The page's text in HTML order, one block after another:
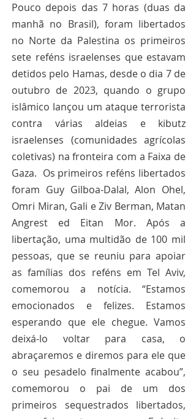
Pouco depois das 7 horas (duas da
manhã no Brasil), foram libertados
no Norte da Palestina os primeiros
sete reféns israelenses que estavam
detidos pelo Hamas, desde o dia 7 de
outubro de 2023, quando o grupo
islâmico lançou um ataque terrorista
contra várias aldeias e kibutz
israelenses (comunidades agrícolas
coletivas) na fronteira com a Faixa de
Gaza.  Os primeiros reféns libertados
foram Guy Gilboa-Dalal, Alon Ohel,
Omri Miran, Gali e Ziv Berman, Matan
Angrest ed Eitan Mor. Após a
libertação, uma multidão de 100 mil
pessoas, que se reuniu para apoiar
as famílias dos reféns em Tel Aviv,
comemorou a notícia. “Estamos
emocionados e felizes. Estamos
esperando que ele chegue. Vamos
deixá-lo voltar para casa, o
abraçaremos e diremos para ele que
o seu pesadelo finalmente acabou”,
comemorou o pai de um dos
primeiros sequestrados libertados,